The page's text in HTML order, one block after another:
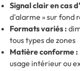
Signal clair en cas
d'alarme » sur fond
Formats variés :
tous types de zones
Matière conforme :
usage intérieur ou